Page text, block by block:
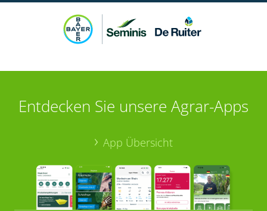
Entdecken Sie unsere Agrar-Apps
App Übersicht